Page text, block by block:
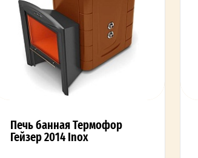
Печь банная Термофор
Гейзер 2014 Inox